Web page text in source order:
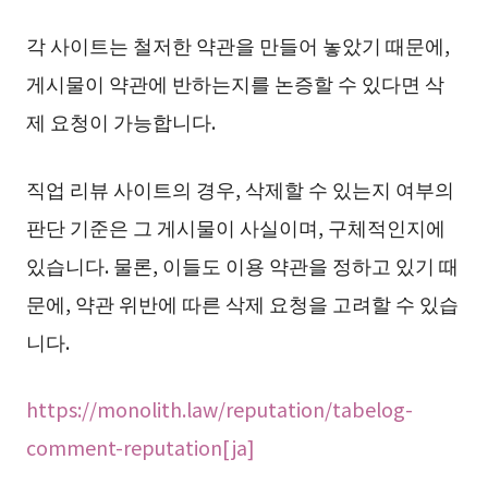
각 사이트는 철저한 약관을 만들어 놓았기 때문에,
게시물이 약관에 반하는지를 논증할 수 있다면 삭
제 요청이 가능합니다.
직업 리뷰 사이트의 경우, 삭제할 수 있는지 여부의
판단 기준은 그 게시물이 사실이며, 구체적인지에
있습니다. 물론, 이들도 이용 약관을 정하고 있기 때
문에, 약관 위반에 따른 삭제 요청을 고려할 수 있습
니다.
https://monolith.law/reputation/tabelog-
comment-reputation[ja]